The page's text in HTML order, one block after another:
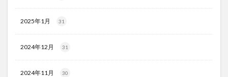
2025年1月 31
2024年12月 31
2024年11月 30